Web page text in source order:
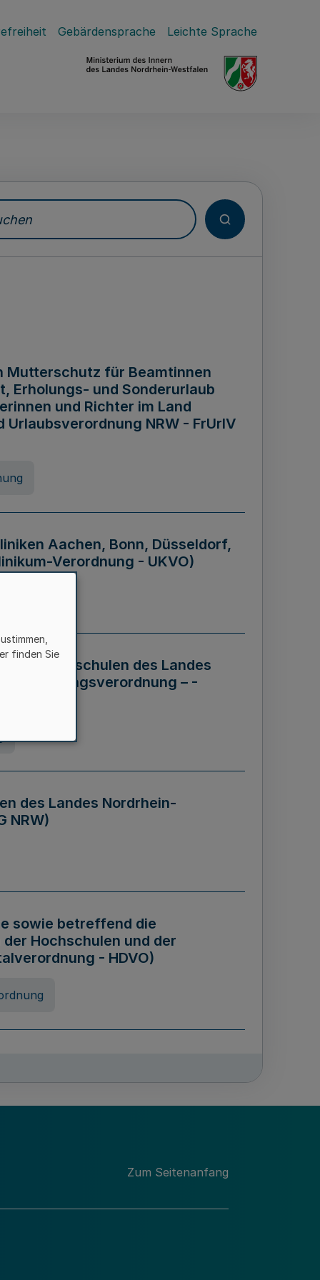
Gebärdensprache Leichte Sprache
Mutterschutz für Beamtinnen
Erholungs- und Sonderurlaub
und Richter im Land
NRW - FrUrlV
Aachen, Bonn, Düsseldorf,
Verordnung - UKVO)
der Hochschulen des Landes
– -
des Landes Nordrhein-
NRW)
sowie betreffend die
Hochschulen und der
- HDVO)
des Landes Nordrhein-
Zum Seitenanfang
finden Sie